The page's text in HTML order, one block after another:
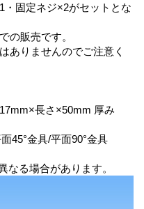
固定ネジ×2がセットとな
販売です。
りませんのでご注意く
長さ×50mm 厚み
金具/平面90°金具
る場合があります。